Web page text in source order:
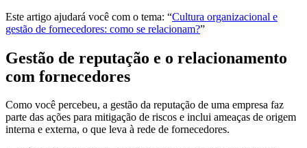
Este artigo ajudará você com o tema: “Cultura organizacional e
gestão de fornecedores: como se relacionam?”
Gestão de reputação e o relacionamento
com fornecedores
Como você percebeu, a gestão da reputação de uma empresa faz
parte das ações para mitigação de riscos e inclui ameaças de origem
interna e externa, o que leva à rede de fornecedores.